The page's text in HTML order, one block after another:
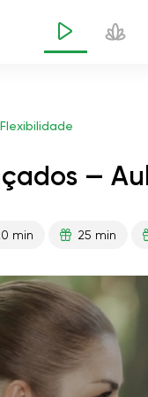
Flexibilidade
—
min 25 min